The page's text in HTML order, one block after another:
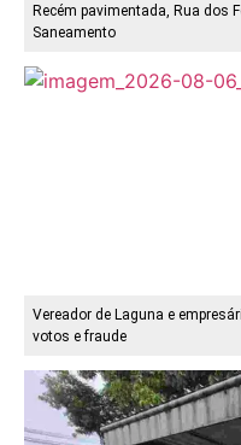
Recém pavimentada, Rua dos
Saneamento
Vereador de Laguna e
votos e fraude